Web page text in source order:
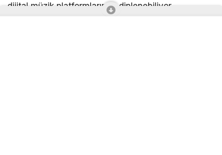
dijital müzik platformlarında dinlenebiliyor.
Nisella’nın müzik kariyerindeki yeni adımlarının